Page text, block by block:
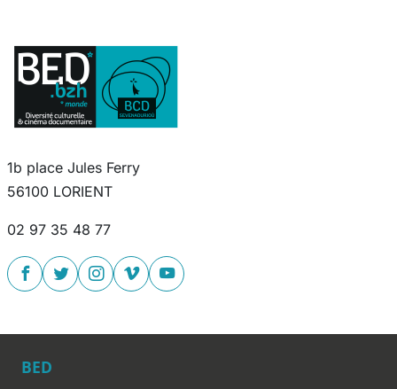
1b place Jules Ferry
56100 LORIENT
02 97 35 48 77
BED